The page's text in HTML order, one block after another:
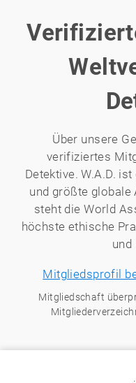
Über unsere
verifiziertes
Detektive. W.A.D.
und größte globale
steht die World
höchste ethische
und
Mitgliedsprofil
Mitgliedschaft